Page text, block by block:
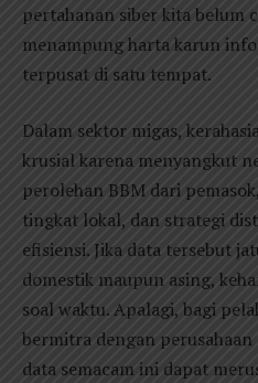
pertahanan siber kita belum
menampung harta karun
terpusat di satu tempat.
Dalam sektor migas,
krusial karena menyangkut
perolehan BBM dari
tingkat lokal, dan strategi
efisiensi. Jika data tersebut
domestik maupun asing,
soal waktu. Apalagi, bagi
bermitra dengan
data semacam ini dapat